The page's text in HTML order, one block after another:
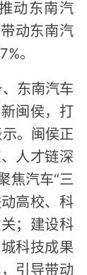
动东南汽
动东南汽
。‌
东南汽车
闽侯，打
。闽侯正
人才链深
焦汽车“三
高校、科
；建设科
科技成果
引导带动